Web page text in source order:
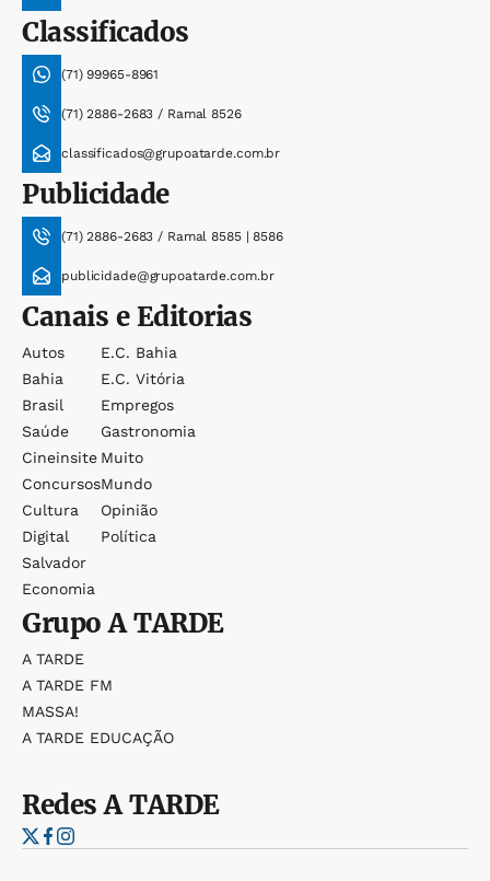
Classificados
(71) 99965-8961
(71) 2886-2683 / Ramal 8526
classificados@grupoatarde.com.br
Publicidade
(71) 2886-2683 / Ramal 8585 | 8586
publicidade@grupoatarde.com.br
Canais e Editorias
Autos
Bahia
Brasil
Saúde
Cineinsite
Concursos
Cultura
Digital
Salvador
Economia
E.c. Bahia
E.c. Vitória
Empregos
Gastronomia
Muito
Mundo
Opinião
Política
GrupoA TARDE
A TARDE
A TARDE FM
MASSA!
A TARDE EDUCAÇÃO
RedesA TARDE